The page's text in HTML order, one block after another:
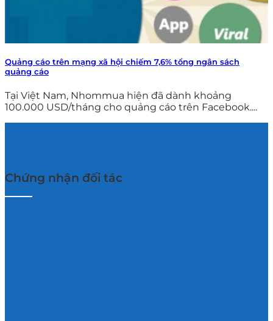
Quảng cáo trên mạng xã hội chiếm 7,6% tổng ngân sách
quảng cáo
Tại Việt Nam, Nhommua hiện đã dành khoảng
100.000 USD/tháng cho quảng cáo trên Facebook....
Chứng nhận đối tác